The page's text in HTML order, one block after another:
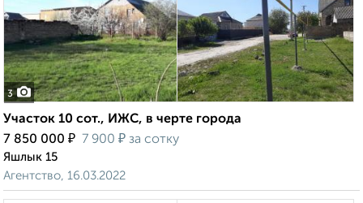
3
Участок 10 сот., ИЖС, в черте города
7 850 000 ₽ 7 900 ₽ за сотку
Яшлык 15
Агентство, 16.03.2022